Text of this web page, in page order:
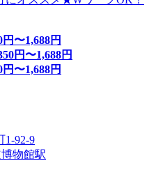
円〜1,688円
円〜1,688円
円〜1,688円
1-92-9
物館駅